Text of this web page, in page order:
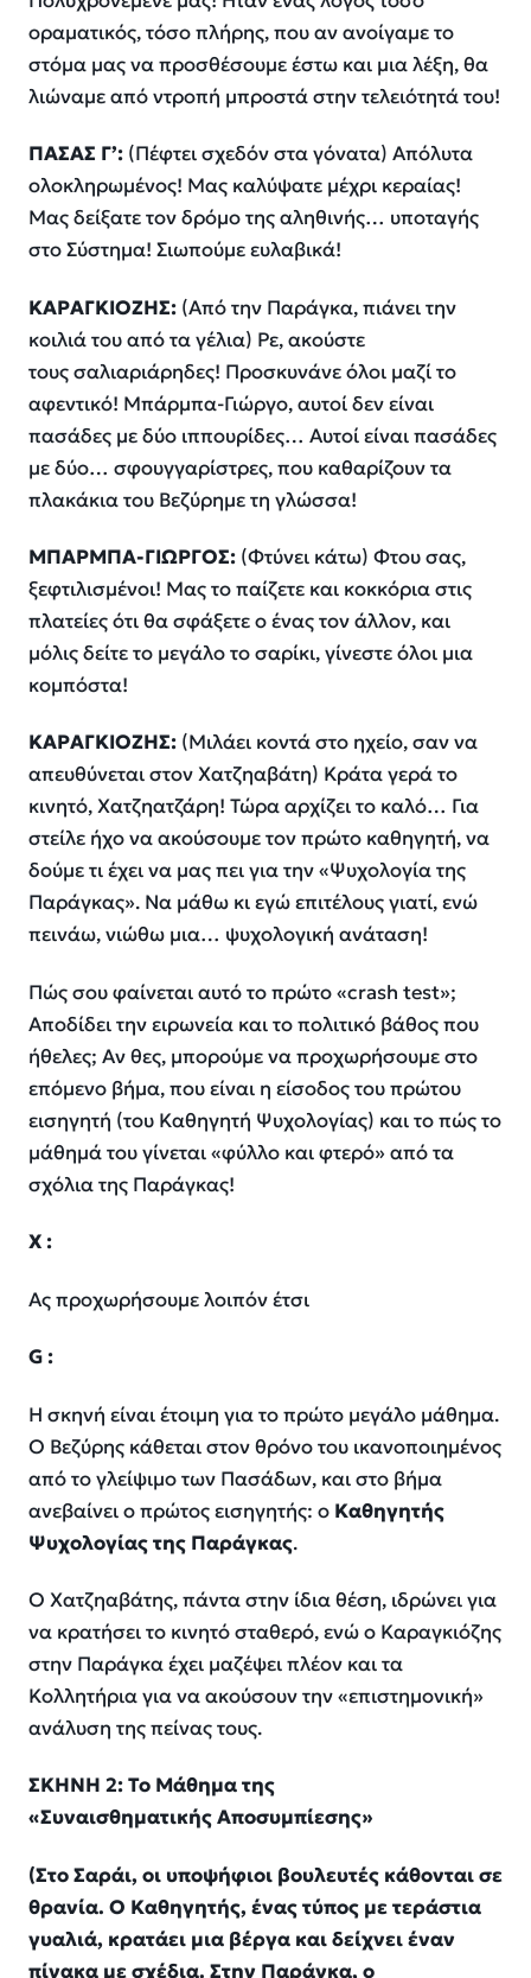
οραματικός, τόσο πλήρης, που αν ανοίγαμε το
στόμα μας να προσθέσουμε έστω και μια λέξη, θα
λιώναμε από ντροπή μπροστά στην τελειότητά του!
ΠΑΣΑΣ Γ’: (Πέφτει σχεδόν στα γόνατα) Απόλυτα
ολοκληρωμένος! Μας καλύψατε μέχρι κεραίας!
Μας δείξατε τον δρόμο της αληθινής… υποταγής
στο Σύστημα! Σιωπούμε ευλαβικά!
ΚΑΡΑΓΚΙΟΖΗΣ: (Από την Παράγκα, πιάνει την
κοιλιά του από τα γέλια) Ρε, ακούστε
τους σαλιαριάρηδες! Προσκυνάνε όλοι μαζί το
αφεντικό! Μπάρμπα-Γιώργο, αυτοί δεν είναι
πασάδες με δύο ιππουρίδες… Αυτοί είναι πασάδες
με δύο… σφουγγαρίστρες, που καθαρίζουν τα
πλακάκια του Βεζύρημε τη γλώσσα!
ΜΠΑΡΜΠΑ-ΓΙΩΡΓΟΣ: (Φτύνει κάτω) Φτου σας,
ξεφτιλισμένοι! Μας το παίζετε και κοκκόρια στις
πλατείες ότι θα σφάξετε ο ένας τον άλλον, και
μόλις δείτε το μεγάλο το σαρίκι, γίνεστε όλοι μια
κομπόστα!
ΚΑΡΑΓΚΙΟΖΗΣ: (Μιλάει κοντά στο ηχείο, σαν να
απευθύνεται στον Χατζηαβάτη) Κράτα γερά το
κινητό, Χατζηατζάρη! Τώρα αρχίζει το καλό… Για
στείλε ήχο να ακούσουμε τον πρώτο καθηγητή, να
δούμε τι έχει να μας πει για την «Ψυχολογία της
Παράγκας». Να μάθω κι εγώ επιτέλους γιατί, ενώ
πεινάω, νιώθω μια… ψυχολογική ανάταση!
Πώς σου φαίνεται αυτό το πρώτο «crash test»;
Αποδίδει την ειρωνεία και το πολιτικό βάθος που
ήθελες; Αν θες, μπορούμε να προχωρήσουμε στο
επόμενο βήμα, που είναι η είσοδος του πρώτου
εισηγητή (του Καθηγητή Ψυχολογίας) και το πώς το
μάθημά του γίνεται «φύλλο και φτερό» από τα
σχόλια της Παράγκας!
Χ :
Ας προχωρήσουμε λοιπόν έτσι
G :
Η σκηνή είναι έτοιμη για το πρώτο μεγάλο μάθημα.
Ο Βεζύρης κάθεται στον θρόνο του ικανοποιημένος
από το γλείψιμο των Πασάδων, και στο βήμα
ανεβαίνει ο πρώτος εισηγητής: ο Καθηγητής
Ψυχολογίας της Παράγκας.
Ο Χατζηαβάτης, πάντα στην ίδια θέση, ιδρώνει για
να κρατήσει το κινητό σταθερό, ενώ ο Καραγκιόζης
στην Παράγκα έχει μαζέψει πλέον και τα
Κολλητήρια για να ακούσουν την «επιστημονική»
ανάλυση της πείνας τους.
ΣΚΗΝΗ 2: Το Μάθημα της
«ΣυναισθηματικήςΑποσυμπίεσης»
(Στο Σαράι, οι υποψήφιοι βουλευτές κάθονται σε
θρανία. Ο Καθηγητής, ένας τύπος με τεράστια
γυαλιά, κρατάει μια βέργα και δείχνει έναν
πίνακα με σχέδια. Στην Παράγκα, ο